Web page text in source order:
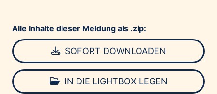
Alle Inhalte dieser Meldung als .zip:
SOFORT DOWNLOADEN
IN DIE LIGHTBOX LEGEN